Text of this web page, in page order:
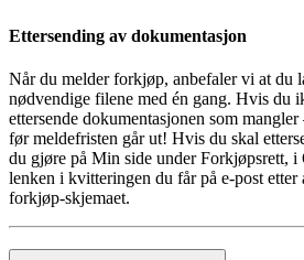
Ettersending av dokumentasjon
Når du melder forkjøp, anbefaler vi at du
nødvendige filene med én gang. Hvis du
ettersende dokumentasjonen som
før meldefristen går ut! Hvis du skal
du gjøre på Min side under Forkjøpsrett,
lenken i kvitteringen du får på e-post
forkjøp-skjemaet.